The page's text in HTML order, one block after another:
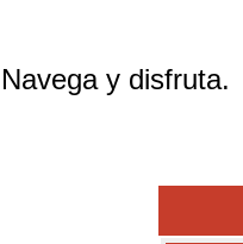
Navega y disfruta.